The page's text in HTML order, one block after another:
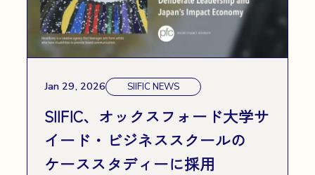
Jan 29, 2026 SIIFIC NEWS
SIIFIC、オックスフォード大学サ
イード・ビジネススクールの
ケーススタディーに採用